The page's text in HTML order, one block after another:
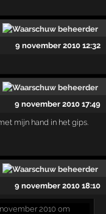
9 november 2010 12:32
9 november 2010 17:49
mijn hand in het gips.
9 november 2010 18:10
2010 om